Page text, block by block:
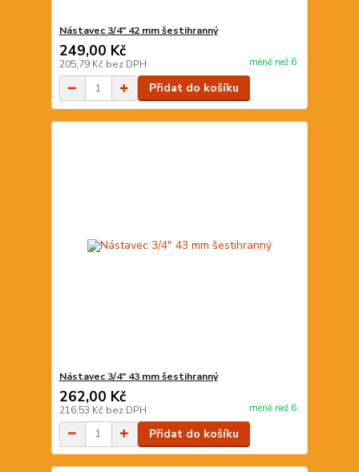
Nástavec 3/4" 42 mm šestihranný
249,00 Kč
205,79 Kč bez DPH méně než 6
Přidat do košíku
Nástavec 3/4" 43 mm šestihranný
262,00 Kč
216,53 Kč bez DPH méně než 6
Přidat do košíku